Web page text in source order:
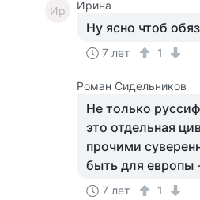
Ир Ирина
Ну ясно чтоб
7 лет 1
Роман Сидельников
Не только
это отдельная
прочими
быть для
7 лет 1